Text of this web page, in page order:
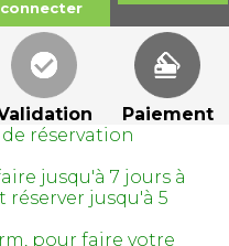
Paiement
réservation
jusqu'à 7 jours à
réserver jusqu'à 5
pour faire votre